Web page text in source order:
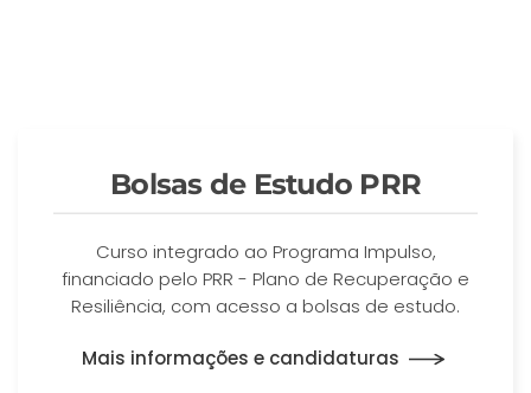
Bolsas de Estudo PRR
Curso integrado ao Programa Impulso,
financiado pelo PRR - Plano de Recuperação e
Resiliência, com acesso a bolsas de estudo.
Mais informações e candidaturas